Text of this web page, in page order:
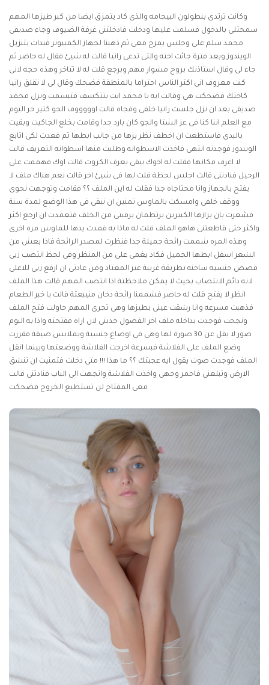
وكانت ترتدى بنطولون البيجامه والذى كاد يتمزق ايضا من كبر طيزها المهم
سمحتلى بالدخول فسلمت عليها ودخلت فادخلتنى غرفة الضيوف وجاء صديقى
محمد سلم على وجلس يمزح معى ثم ذهبنا لجهاز الكمبيوتر فبدات بتنزيل
الويندوز وبعد فترة جائت اخته والتى تدعى رانيا قالت له شيئ فقال له حاضر ثم
جاء لى وقال استاذنك بروح مشوار مهم وبرجع قلت له لا تتاخر وهذه حجه لانى
كنت معروف انى اكثر الناس احتراما بالمنطقة فضحك وقال لى لا تقلق رانيا
كاختك فضحكت هى وقالت ايه يا محمد انت بتتكسف فتبسمت ونزل محمد
صديقى بعد ان نزل جلست رانيا خلفى وفجاه قالت اوووووف الجو كتير حر اليوم
مع العلم اننا كنا فى عز الشتا والجو كان بارد جدا وقامت بخلع الجاكيت وبقيت
بالبدى فاستطعت ان اخطف نظر بزها من جانب ابطها ثم فعدت لكى اتابع
الويندوز فوجدته انتهى فاخذت الاسطوانه وطلبت منها اسطوانه التعريف قالت
لا اعرف مكانها فقلت له اخوك يبقى يعرف الكروت قالت اوك فهممت على
الرحيل فنادتنى قالت اجلس لحظة قلت لها فى شيئ اخر قالت نعم هناك ملف لا
يفتح بالجهاز وانا محتاجاه جدا فقلت له اين الملف ؟؟ فقامت وتوجهت نحوى
ووقف خلفى وامسكت بالماوس تمنين ان تبقى فى هذا الوضع لمدة سنة
فشعرت بان بزازها الكبيرين يرتطمان برقبتى من الخلف فتعمدت ان ارجع اكثر
واكثر حتى قاطعتنى هاهو الملف قلت له ماذا به فمدت يدها للماوس مره اخرى
وهذه المره شممت رائحة جميلة جدا فنظرت لمصدر الرائحة فاذا بعش من
الشعر اسفل ابطها الجميل فكاد يغمى على من المنظر وفى لحظ انتصب زبى
قصص جنسيه ساخنه بطريقة غريبة غير المعتاد ومن عادتى ان ارفع زبى للاعلى
لانه دائم الانتصاب بحيث لا يمكن ملاحظتة اذا انتصب المهم قالت هذا الملف
انظر لا يفتح قلت له حاضر فشممنا رائحة دخان منيبعثة قالت يا خبر الطعام
فذهبت مسرعه وانا رشقت عينى بطيزها وهى تجرى المهم حاولت فتح الملف
ونجحت فوجدت بداخله ملف اخر الفضول جذبنى لان اراه ففتحته واذا به البوم
صور لا يقل عن 30 صورة لها وهى فى اوضاع جنسية وبملابس ضيقة فقررت
وضع الملف على الفلاشة فبسرعة اخرجت الفلاشة ووضعتها وبينما انقل
الملف فوجدت صوت يقول ايه عجبتك ؟؟ ما هذا !!! متى دخلت فتمنيت ان تنشق
الارض وتبلعنى فاحمر وجهى واخذت الفلاشة واتجهت الى الباب فنادتنى قالت
معى المفتاح لن تستطيع الخروج فضحكت